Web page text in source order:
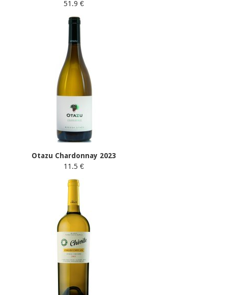
51.9 €
Otazu Chardonnay 2023
11.5 €